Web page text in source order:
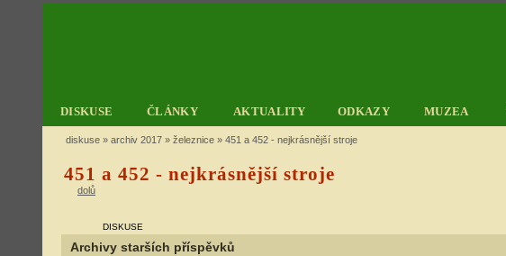
DISKUSE ČLÁNKY AKTUALITY ODKAZY MUZEA
diskuse » archiv 2017 » železnice » 451 a 452 - nejkrásnější stroje
451 a 452 - nejkrásnější stroje
dolů
DISKUSE
Archivy starších příspěvků